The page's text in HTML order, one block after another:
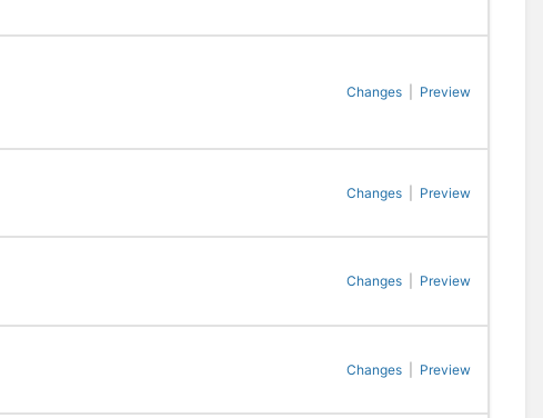
Changes Preview
Changes Preview
Changes Preview
Changes Preview